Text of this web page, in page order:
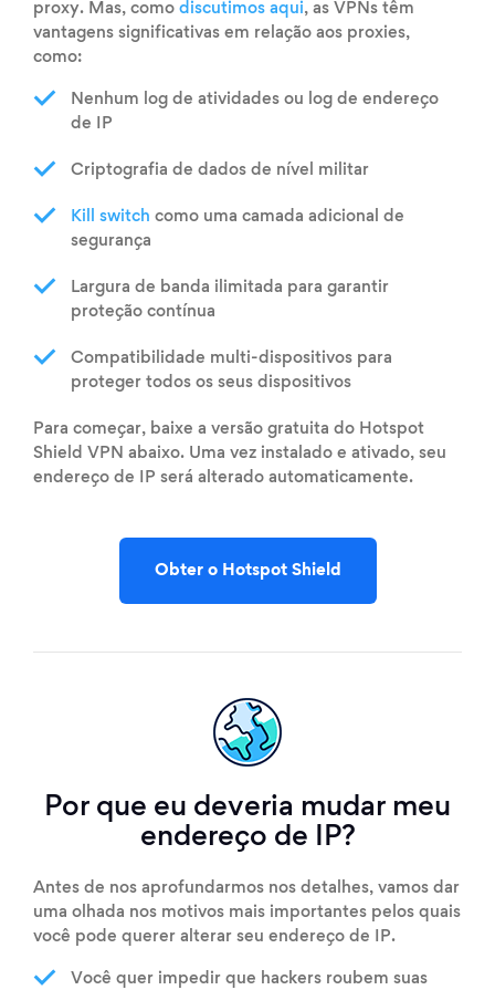
proxy. Mas, como discutimos aqui, as VPNs têm
vantagens significativas em relação aos proxies,
como:
Nenhum log de atividades ou log de endereço
de IP
Criptografia de dados de nível militar
Kill switch como uma camada adicional de
segurança
Largura de banda ilimitada para garantir
proteção contínua
Compatibilidade multi-dispositivos para
proteger todos os seus dispositivos
Para começar, baixe a versão gratuita do Hotspot
Shield VPN abaixo. Uma vez instalado e ativado, seu
endereço de IP será alterado automaticamente.
Obter o Hotspot Shield
Por que eu deveria mudar meu
endereço de IP?
Antes de nos aprofundarmos nos detalhes, vamos dar
uma olhada nos motivos mais importantes pelos quais
você pode querer alterar seu endereço de IP.
Você quer impedir que hackers roubem suas